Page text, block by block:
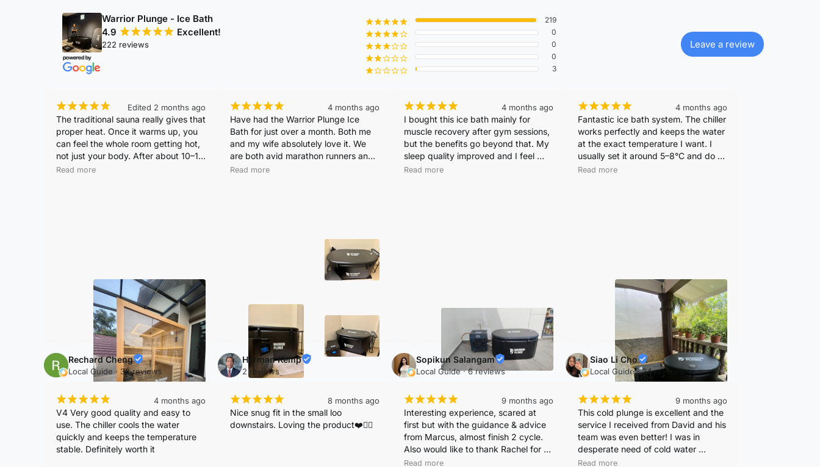
Warrior Plunge - Ice Bath
4.9 ¡¡¡¡¡ Excellent!
222 reviews
¡¡¡¡¡ 219
¡¡¡¡¢ 0
¡¡¡¢¢ 0
¡¡¢¢¢ 0
¡¢¢¢¢ 3
Leave a review
¡¡¡¡¡ Edited 2 months ago
The traditional sauna really gives that
proper heat. Once it warms up, you
can feel the whole room getting hot,
not just your body. After about 10–15
minutes, sweat starts pouring like
Read more
Rechard Cheng
Local Guide · 32 reviews
¡¡¡¡¡ 4 months ago
V4 Very good quality and easy to
use. The chiller cools the water
quickly and keeps the temperature
stable. Definitely worth it
¡¡¡¡¡ 4 months ago
Have had the Warrior Plunge Ice
Bath for just over a month. Both me
and my wife absolutely love it. We
are both avid marathon runners and
use the ice bath two times a day. It
Read more
Herman Kemp
2 reviews
¡¡¡¡¡ 8 months ago
Nice snug fit in the small loo
downstairs. Loving the product❤️👍🏽
¡¡¡¡¡ 4 months ago
I bought this ice bath mainly for
muscle recovery after gym sessions,
but the benefits go beyond that. My
sleep quality improved and I feel
mentally sharper during the day. The
Read more
Sopikun Salangam
Local Guide · 6 reviews
¡¡¡¡¡ 9 months ago
Interesting experience, scared at
first but with the guidance & advice
from Marcus, almost finish 2 cycle.
Also would like to thank Rachel for
introducing
Read more
¡¡¡¡¡ 4 months ago
Fantastic ice bath system. The chiller
works perfectly and keeps the water
at the exact temperature I want. I
usually set it around 5–8°C and do a
6-minute plunge after workouts. It
Read more
Siao Li Cho
Local Guide · 24 reviews
¡¡¡¡¡ 9 months ago
This cold plunge is excellent and the
service I received from David and his
team was even better! I was in
desperate need of cold water
exposure since moving from the UK,
Read more